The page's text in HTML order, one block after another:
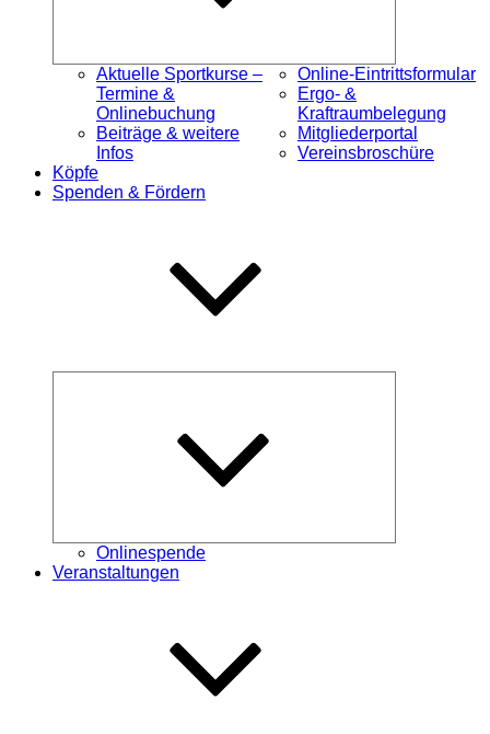
Aktuelle Sportkurse –
Termine &
Onlinebuchung
Beiträge & weitere
Infos
Online-Eintrittsformular
Ergo- &
Kraftraumbelegung
Mitgliederportal
Vereinsbroschüre
Köpfe
Spenden & Fördern
Onlinespende
Veranstaltungen